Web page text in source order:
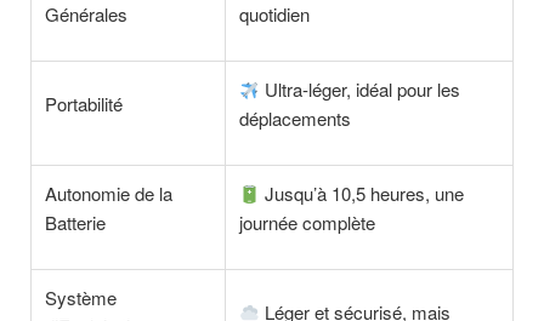
Générales
quotidien
Portabilité
Ultra-léger, idéal pour les
déplacements
Autonomie de la
Batterie
Jusqu’à 10,5 heures, une
journée complète
Système
Léger et sécurisé, mais